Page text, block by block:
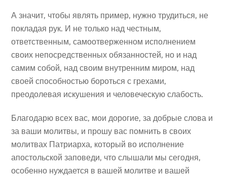
А значит, чтобы являть пример, нужно трудиться, не
покладая рук. И не только над честным,
ответственным, самоотверженном исполнением
своих непосредственных обязанностей, но и над
самим собой, над своим внутренним миром, над
своей способностью бороться с грехами,
преодолевая искушения и человеческую слабость.
Благодарю всех вас, мои дорогие, за добрые слова и
за ваши молитвы, и прошу вас помнить в своих
молитвах Патриарха, который во исполнение
апостольской заповеди, что слышали мы сегодня,
особенно нуждается в вашей молитве и вашей